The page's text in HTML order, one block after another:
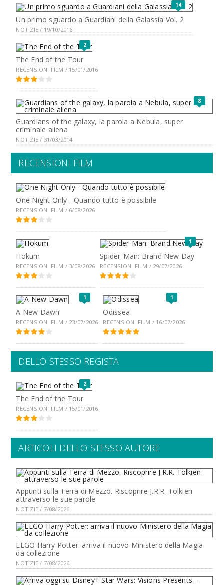
14
Un primo sguardo a Guardiani della Galassia Vol. 2
NOTIZIE / 19/10/2016
2
The End of the Tour
RECENSIONI FILM / 15/01/2016
8
Guardians of the galaxy, la parola a Nebula, super
criminale aliena
NOTIZIE / 31/03/2014
RECENSIONI FILM
One Night Only - Quando tutto è possibile
RECENSIONI FILM / 6/08/2026
Hokum
RECENSIONI FILM / 3/08/2026
1
Spider-Man: Brand New Day
RECENSIONI FILM / 29/07/2026
1
A New Dawn
RECENSIONI FILM / 23/07/2026
1
Odissea
RECENSIONI FILM / 16/07/2026
DELLO STESSO REGISTA
2
The End of the Tour
RECENSIONI FILM / 15/01/2016
ARTICOLI DELLO STESSO AUTORE
Appunti sulla Terra di Mezzo. Riscoprire J.R.R. Tolkien
attraverso le sue parole
NOTIZIE / 7/08/2026
LEGO Harry Potter: arriva il nuovo Ministero della Magia
da collezione
NOTIZIE / 7/08/2026